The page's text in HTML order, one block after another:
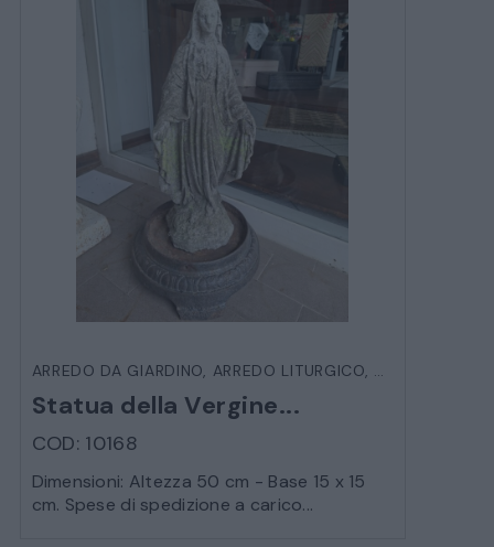
ARREDO DA GIARDINO, ARREDO LITURGICO, STATUE E
Statua della Vergine...
COD: 10168
Dimensioni: Altezza 50 cm - Base 15 x 15
cm. Spese di spedizione a carico...